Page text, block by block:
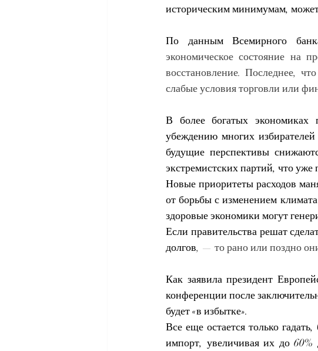
историческим минимумам,
По данным Всемирного
экономическое состояние на
восстановление. Последнее,
слабые условия торговли или
В более богатых экономиках
убеждению многих
будущие перспективы
экстремистских партий, что
Новые приоритеты расходов
от борьбы с изменением
здоровые экономики могут
Если правительства решат
долгов, — то рано или поздно
Как заявила президент
конференции после
будет «в избытке».
Все еще остается только
импорт, увеличивая их до